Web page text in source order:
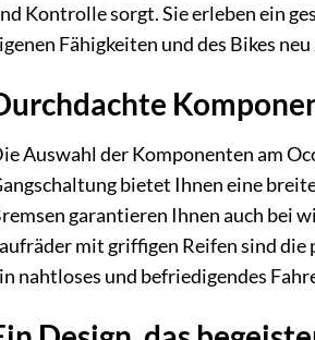
Kontrolle sorgt. Sie erleben ein
Fähigkeiten und des Bikes
Auswahl der Komponenten am
bietet Ihnen eine
garantieren Ihnen auch bei
mit griffigen Reifen sind die
nahtloses und befriedigendes